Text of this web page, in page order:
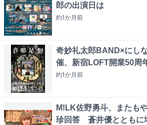
郎の出演日は
約1か月前
奇妙礼太郎BAND×にし
催、新宿LOFT開業50周
約1か月前
M!LK佐野勇斗、またも
珍回答 蒼井優とともに